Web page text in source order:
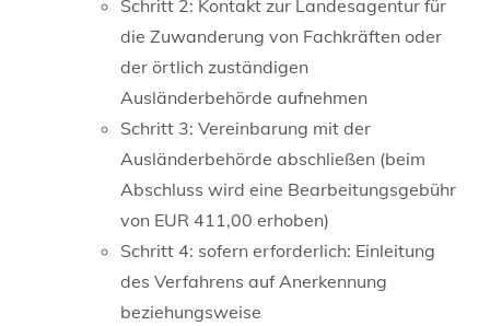
Schritt 2: Kontakt zur Landesagentur für
die Zuwanderung von Fachkräften oder
der örtlich zuständigen
Ausländerbehörde aufnehmen
Schritt 3: Vereinbarung mit der
Ausländerbehörde abschließen (beim
Abschluss wird eine Bearbeitungsgebühr
von EUR 411,00 erhoben)
Schritt 4: sofern erforderlich: Einleitung
des Verfahrens auf Anerkennung
beziehungsweise